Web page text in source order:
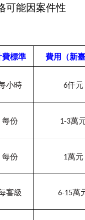
可能因案件性
費標準 費用（新
小時 6仟元
每份 1-3萬
每份 1萬元
審級 6-15萬